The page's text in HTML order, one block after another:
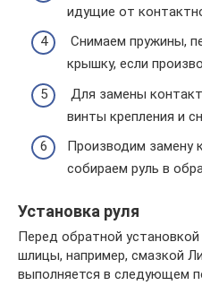
идущие от
Снимаем пружины,
крышку, если
Для замены
винты крепления и
Производим замену
собираем руль в
Установка руля
Перед обратной
шлицы, например, смазкой
выполняется в следующем